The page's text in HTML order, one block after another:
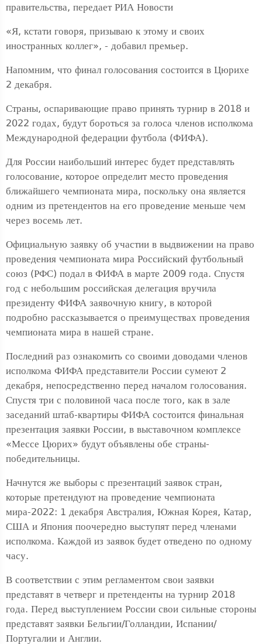
правительства, передает РИА Новости
«Я, кстати говоря, призываю к этому и своих
иностранных коллег», - добавил премьер.
Напомним, что финал голосования состоится в Цюрихе
2 декабря.
Страны, оспаривающие право принять турнир в 2018 и
2022 годах, будут бороться за голоса членов исполкома
Международной федерации футбола (ФИФА).
Для России наибольший интерес будет представлять
голосование, которое определит место проведения
ближайшего чемпионата мира, поскольку она является
одним из претендентов на его проведение меньше чем
через восемь лет.
Официальную заявку об участии в выдвижении на право
проведения чемпионата мира Российский футбольный
союз (РФС) подал в ФИФА в марте 2009 года. Спустя
год с небольшим российская делегация вручила
президенту ФИФА заявочную книгу, в которой
подробно рассказывается о преимуществах проведения
чемпионата мира в нашей стране.
Последний раз ознакомить со своими доводами членов
исполкома ФИФА представители России сумеют 2
декабря, непосредственно перед началом голосования.
Спустя три с половиной часа после того, как в зале
заседаний штаб-квартиры ФИФА состоится финальная
презентация заявки России, в выставочном комплексе
«Мессе Цюрих» будут объявлены обе страны-
победительницы.
Начнутся же выборы с презентаций заявок стран,
которые претендуют на проведение чемпионата
мира-2022: 1 декабря Австралия, Южная Корея, Катар,
США и Япония поочередно выступят перед членами
исполкома. Каждой из заявок будет отведено по одному
часу.
В соответствии с этим регламентом свои заявки
представят в четверг и претенденты на турнир 2018
года. Перед выступлением России свои сильные стороны
представят заявки Бельгии/Голландии, Испании/
Португалии и Англии.